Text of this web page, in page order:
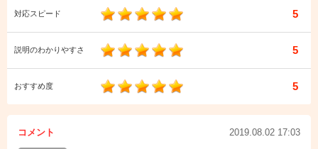
対応スピード 5
説明のわかりやすさ 5
おすすめ度 5
コメント 2019.08.02 17:03